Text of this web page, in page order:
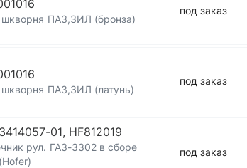
шкворня ПАЗ,ЗИЛ (бронза)
под заказ
шкворня ПАЗ,ЗИЛ (латунь)
под заказ
01, HF812019
рул. ГАЗ-3302 в сборе
под заказ